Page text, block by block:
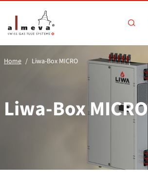
Home Liwa-Box MICRO
Liwa-Box MICRO